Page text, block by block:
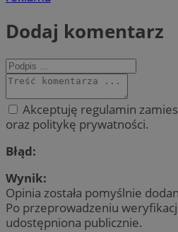
Dodaj komentarz
Akceptuję regulamin
oraz politykę prywatności.
Błąd:
Wynik:
Opinia została pomyślnie
Po przeprowadzeniu
udostępniona publicznie.